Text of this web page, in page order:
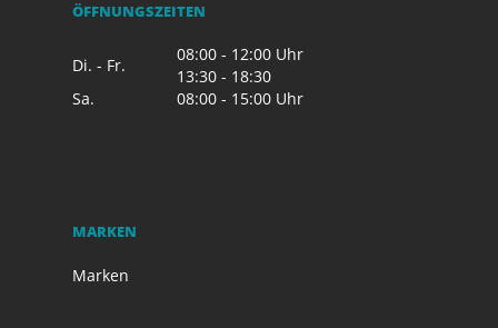
ÖFFNUNGSZEITEN
Di. - Fr.
08:00 - 12:00 Uhr
13:30 - 18:30
Sa.
08:00 - 15:00 Uhr
MARKEN
Marken